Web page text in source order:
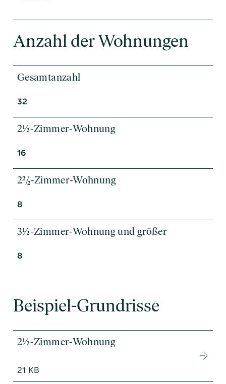
Anzahl der Wohnungen
Gesamtanzahl
32
2½-Zimmer-Wohnung
16
22/2-Zimmer-Wohnung
8
3½-Zimmer-Wohnung und größer
8
Beispiel-Grundrisse
2½-Zimmer-Wohnung
21 KB